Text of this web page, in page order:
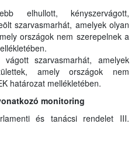
elhullott, kényszervágott,
szarvasmarhát, amelyek olyan
országok nem szerepelnek a
szarvasmarhát, amelyek
amely országok nem
határozat mellékletében.
monitoring
és tanácsi rendelet III.